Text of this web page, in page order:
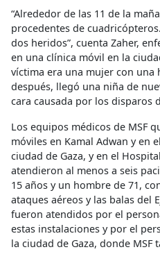
“Alrededor de las 11 de la
procedentes de
dos heridos”, cuenta Zaher,
en una clínica móvil en la
víctima era una mujer con una
después, llegó una niña de
cara causada por los disparos
Los equipos médicos de MSF
móviles en Kamal Adwan y en
ciudad de Gaza, y en el
atendieron al menos a seis
15 años y un hombre de 71,
ataques aéreos y las balas del
fueron atendidos por el
estas instalaciones y por el
la ciudad de Gaza, donde